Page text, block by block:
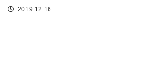
2019.12.16